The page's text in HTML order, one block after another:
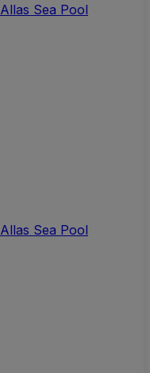
Allas Sea Pool
Allas Sea Pool